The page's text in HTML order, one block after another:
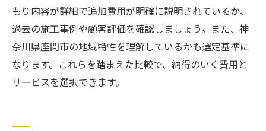
もり内容が詳細で追加費用が明確に説明されているか、
過去の施工事例や顧客評価を確認しましょう。また、神
奈川県座間市の地域特性を理解しているかも選定基準に
なります。これらを踏まえた比較で、納得のいく費用と
サービスを選択できます。